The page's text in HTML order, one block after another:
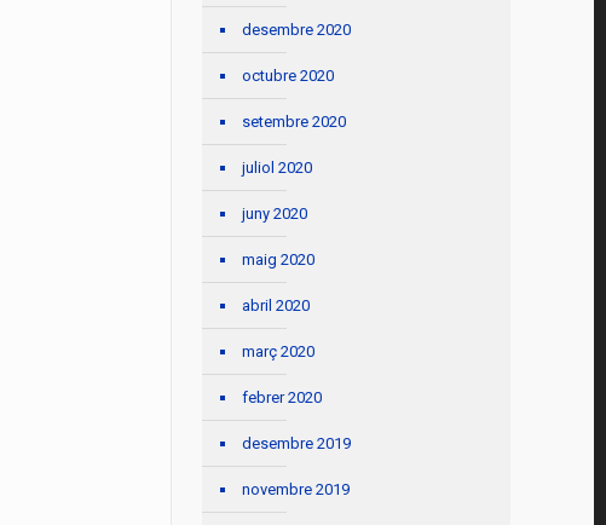
desembre 2020
octubre 2020
setembre 2020
juliol 2020
juny 2020
maig 2020
abril 2020
març 2020
febrer 2020
desembre 2019
novembre 2019